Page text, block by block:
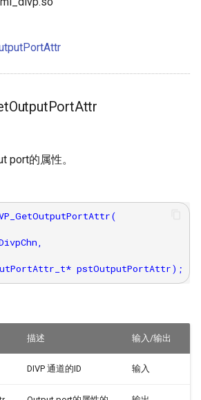
port的属性。
描述 输入/输出
DIVP 通道的ID 输入